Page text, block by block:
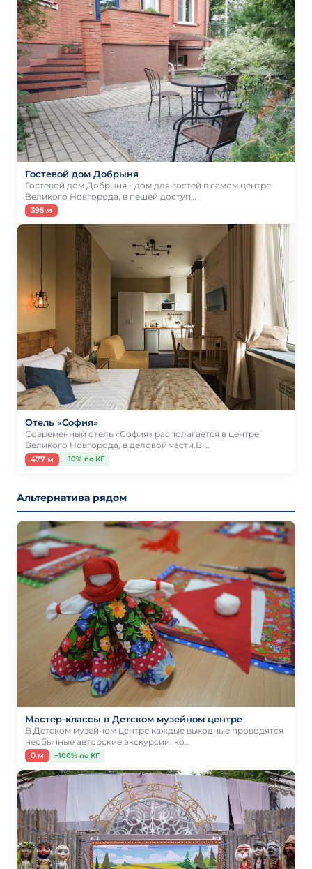
Гостевой дом Добрыня
Гостевой дом Добрыня - дом для гостей в самом центре
Великого Новгорода, в пешей доступ…
395 м
Отель «София»
Современный отель «София» располагается в центре
Великого Новгорода, в деловой части.В …
477 м −10% по КГ
Альтернатива рядом
Мастер-классы в Детском музейном центре
В Детском музейном центре каждые выходные проводятся
необычные авторские экскурсии, ко…
0 м −100% по КГ